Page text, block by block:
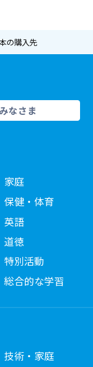
の購入先
なさま
家庭
保健・体育
英語
道徳
特別活動
総合的な学習
技術・家庭